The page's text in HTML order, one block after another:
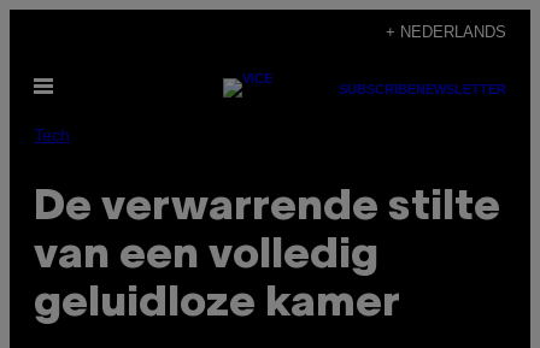
de
inhoud
+ NEDERLANDS
Open
SUBSCRIBENEWSLETTER
Tech
De verwarrende stilte
van een volledig
geluidloze kamer